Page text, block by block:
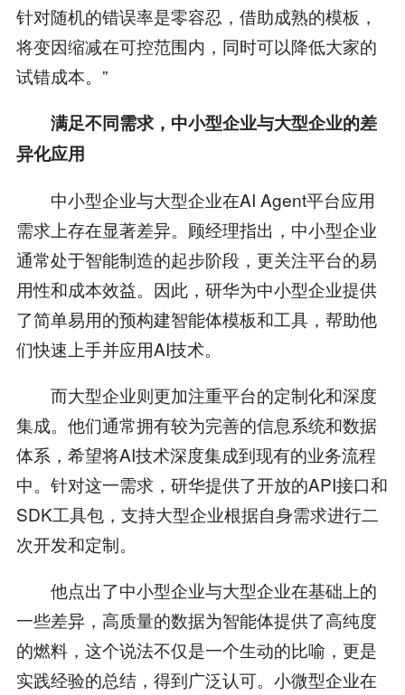
针对随机的错误率是零容忍，借助成熟的模板，
将变因缩减在可控范围内，同时可以降低大家的
试错成本。”
满足不同需求，中小型企业与大型企业的差
异化应用
中小型企业与大型企业在AI Agent平台应用
需求上存在显著差异。顾经理指出，中小型企业
通常处于智能制造的起步阶段，更关注平台的易
用性和成本效益。因此，研华为中小型企业提供
了简单易用的预构建智能体模板和工具，帮助他
们快速上手并应用AI技术。
而大型企业则更加注重平台的定制化和深度
集成。他们通常拥有较为完善的信息系统和数据
体系，希望将AI技术深度集成到现有的业务流程
中。针对这一需求，研华提供了开放的API接口和
SDK工具包，支持大型企业根据自身需求进行二
次开发和定制。
他点出了中小型企业与大型企业在基础上的
一些差异，高质量的数据为智能体提供了高纯度
的燃料，这个说法不仅是一个生动的比喻，更是
实践经验的总结，得到广泛认可。小微型企业在